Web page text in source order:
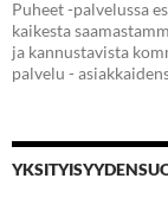
Puheet -palvelussa
kaikesta
ja kannustavista
palvelu -